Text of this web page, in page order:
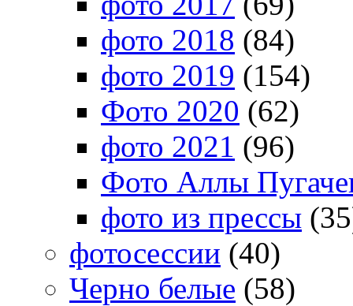
фото 2018 (84)
фото 2019 (154)
Фото 2020 (62)
фото 2021 (96)
Фото Аллы
фото из прессы
фотосессии (40)
Черно белые (58)